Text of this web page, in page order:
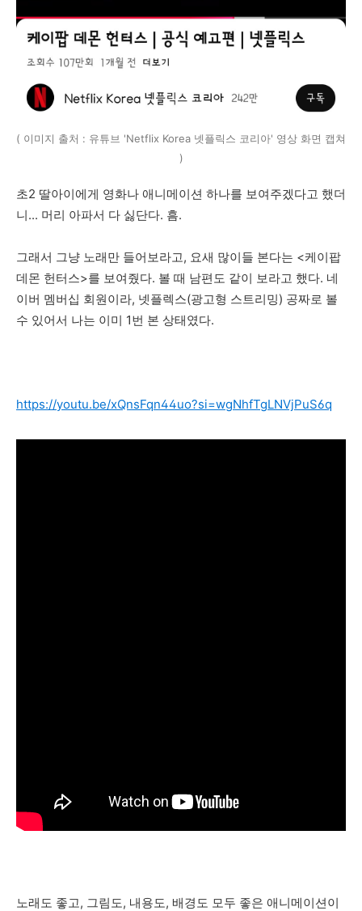
( 이미지 출처 : 유튜브 'Netflix Korea 넷플릭스 코리아' 영상 화면 캡쳐
)
초2 딸아이에게 영화나 애니메이션 하나를 보여주겠다고 했더
니... 머리 아파서 다 싫단다. 흠.
그래서 그냥 노래만 들어보라고, 요새 많이들 본다는 <케이팝
데몬 헌터스>를 보여줬다. 볼 때 남편도 같이 보라고 했다. 네
이버 멤버십 회원이라, 넷플렉스(광고형 스트리밍) 공짜로 볼
수 있어서 나는 이미 1번 본 상태였다.
https://youtu.be/xQnsFqn44uo?si=wgNhfTgLNVjPuS6q
노래도 좋고, 그림도, 내용도, 배경도 모두 좋은 애니메이션이